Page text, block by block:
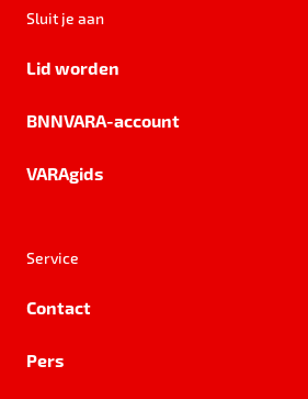
Sluit je aan
Lid worden
BNNVARA-account
VARAgids
Service
Contact
Pers